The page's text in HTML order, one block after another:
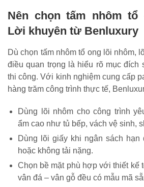
Nên chọn tấm nhôm tổ
Lời khuyên từ Benluxury
Dù chọn tấm nhôm tổ ong lõi nhôm,
điều quan trọng là hiểu rõ mục đích
thi công. Với kinh nghiệm cung cấp
hàng trăm công trình thực tế,
Dùng lõi nhôm cho công trình
ẩm cao như tủ bếp, vách vệ sinh,
Dùng lõi giấy khi ngân sách
hoặc không tải nặng.
Chọn bề mặt phù hợp với thiết kế
vân đá – vân gỗ đều có mẫu mã